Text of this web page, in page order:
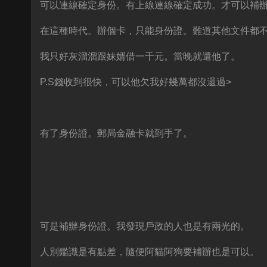
可以連線確定身份。有上線連線確定成功。才可以補辦
在這種時代。辦個卡，只能身份證。難道其他文件都
我只好灰溜溜跟妹婿借一千元。當晚就還他了。
P.S錢收到很快，可以他欠我好幾萬都沒還過>
有了身份證。郵局金融卡就到手了。
可是補辦身份證。我發現戶政的人也是有兩光的。
人別鑑識是有點差，隨便阿貓阿狗要補辦也是可以。